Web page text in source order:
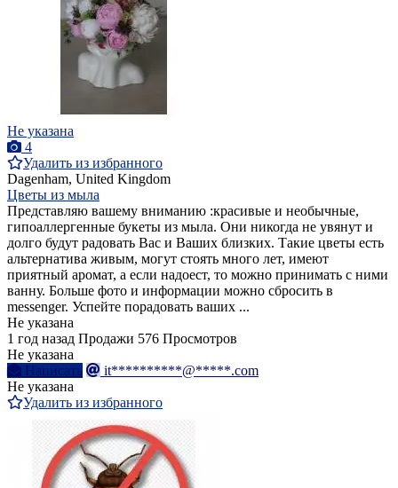
Не указана
4
Удалить из избранного
Dagenham, United Kingdom
Цветы из мыла
Представляю вашему вниманию :красивые и необычные,
гипоаллергенные букеты из мыла. Они никогда не увянут и
долго будут радовать Вас и Ваших близких. Такие цветы есть
альтернатива живым, могут стоять много лет, имеют
приятный аромат, а если надоест, то можно принимать с ними
ванну. Больше фото и информации можно сбросить в
messenger. Успейте порадовать ваших ...
Не указана
1 год назад Продажи 576 Просмотров
Не указана
Написать
it**********@*****.com
Не указана
Удалить из избранного